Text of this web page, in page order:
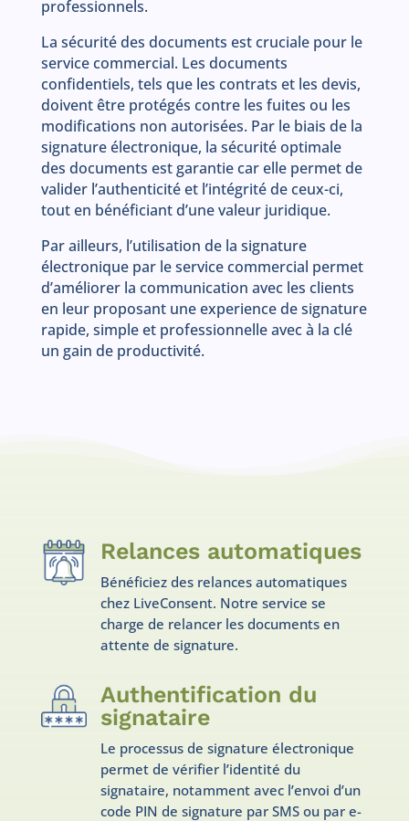
professionnels.
La sécurité des documents est cruciale pour le
service commercial. Les documents
confidentiels, tels que les contrats et les devis,
doivent être protégés contre les fuites ou les
modifications non autorisées. Par le biais de la
signature électronique, la sécurité optimale
des documents est garantie car elle permet de
valider l’authenticité et l’intégrité de ceux-ci,
tout en bénéficiant d’une valeur juridique.
Par ailleurs, l’utilisation de la signature
électronique par le service commercial permet
d’améliorer la communication avec les clients
en leur proposant une experience de signature
rapide, simple et professionnelle avec à la clé
un gain de productivité.
Relances automatiques
Bénéficiez des relances automatiques
chez LiveConsent. Notre service se
charge de relancer les documents en
attente de signature.
Authentification du
signataire
Le processus de signature électronique
permet de vérifier l’identité du
signataire, notamment avec l’envoi d’un
code PIN de signature par SMS ou par e-